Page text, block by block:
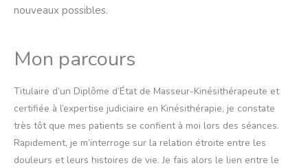
nouveaux possibles.
Mon parcours
Titulaire d’un Diplôme d’État de Masseur-Kinésithérapeute et
certifiée à l’expertise judiciaire en Kinésithérapie, je constate
très tôt que mes patients se confient à moi lors des séances.
Rapidement, je m’interroge sur la relation étroite entre les
douleurs et leurs histoires de vie. Je fais alors le lien entre le